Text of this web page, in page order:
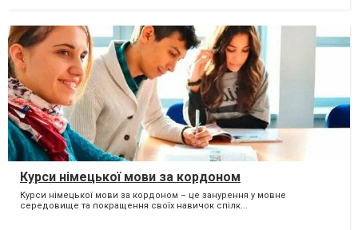
Курси німецької мови за кордоном
Курси німецької мови за кордоном – це занурення у мовне
середовище та покращення своїх навичок спілк...